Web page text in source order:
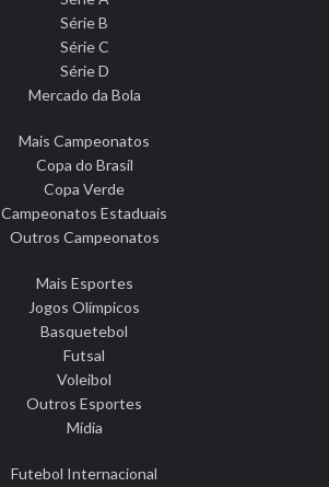
Série B
Série C
Série D
Mercado da Bola
Mais Campeonatos
Copa do Brasil
Copa Verde
Campeonatos Estaduais
Outros Campeonatos
Mais Esportes
Jogos Olímpicos
Basquetebol
Futsal
Voleibol
Outros Esportes
Mídia
Futebol Internacional